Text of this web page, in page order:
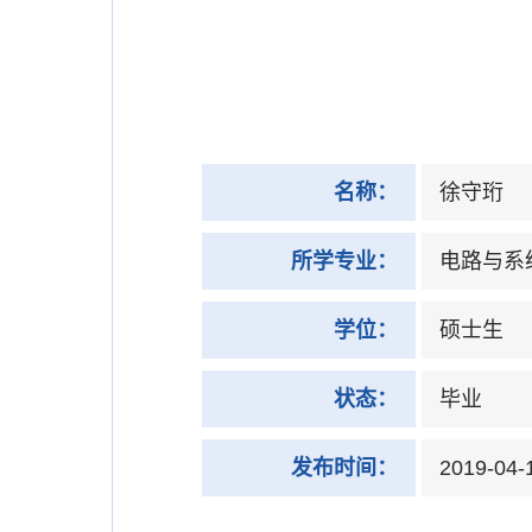
名称： 徐守珩
所学专业： 电路与系
学位： 硕士生
状态： 毕业
发布时间： 2019-04-